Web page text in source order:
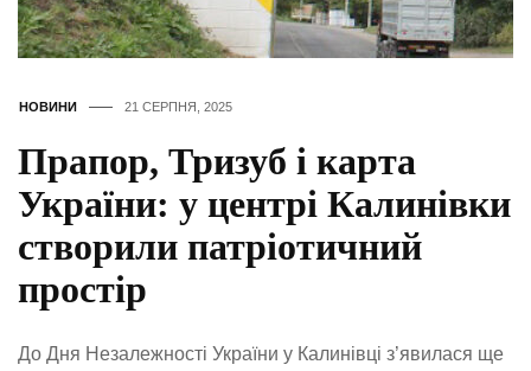
НОВИНИ 21 СЕРПНЯ, 2025
Прапор, Тризуб і карта
України: у центрі Калинівки
створили патріотичний
простір
До Дня Незалежності України у Калинівці з’явилася ще